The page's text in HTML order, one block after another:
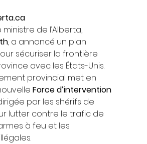
de l’Alberta,
, a annoncé un plan
sécuriser la frontière
avec les États-Unis.
provincial met en
Force d’intervention
par les shérifs de
lutter contre le trafic de
à feu et les